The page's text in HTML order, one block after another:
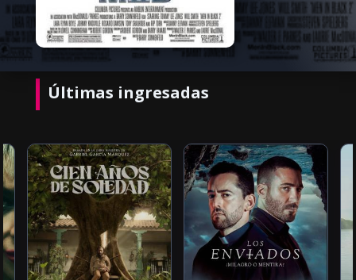
Últimas ingresadas